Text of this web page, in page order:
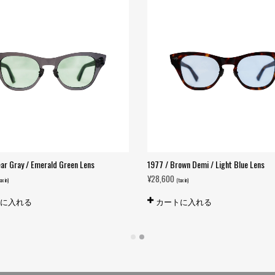
Gray / Emerald Green Lens
in)
入れる
1977 / Brown Demi / Light Blue Lens
¥28,600 (tax in)
カートに入れる